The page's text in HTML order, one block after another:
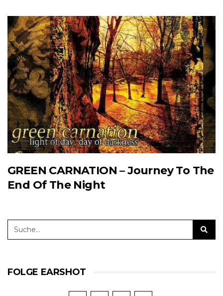
GREEN CARNATION – Journey To The
End Of The Night
FOLGE EARSHOT